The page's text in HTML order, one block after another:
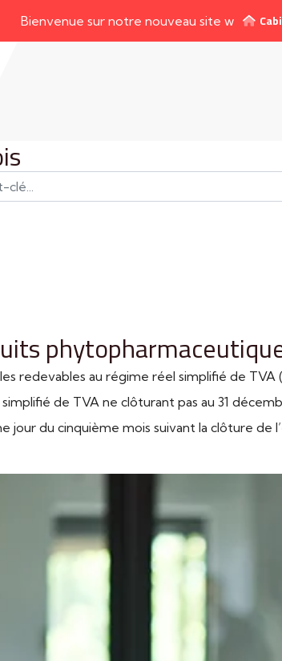
sur notre nouveau site web !
redevables au régime réel simplifié de
de TVA ne clôturant pas au 31
jour du cinquième mois suivant la clôture